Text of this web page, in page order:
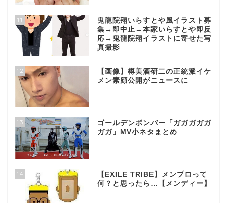
11
鬼龍院翔いらすとや風イラスト募
集→即中止→本家いらすとや即反
応→鬼龍院翔イラストに寄せた写
真撮影
12
【画像】樽美酒研二の正統派イケ
メン素顔公開がニュースに
13
ゴールデンボンバー「ガガガガガ
ガガ」MV小ネタまとめ
14
【EXILE TRIBE】メンプロって
何？と思ったら…【メンディー】